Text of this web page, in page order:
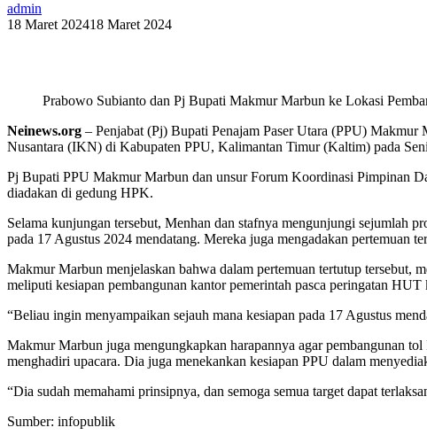
admin
18 Maret 202418 Maret 2024
Prabowo Subianto dan Pj Bupati Makmur Marbun ke Lokasi
Neinews.org – Penjabat (Pj) Bupati Penajam Paser Utara (PPU)
Nusantara (IKN) di Kabupaten PPU, Kalimantan Timur (Kaltim) pada
Pj Bupati PPU Makmur Marbun dan unsur Forum Koordinasi Pimpinan
diadakan di gedung HPK.
Selama kunjungan tersebut, Menhan dan stafnya mengunjungi sejumlah
pada 17 Agustus 2024 mendatang. Mereka juga mengadakan
Makmur Marbun menjelaskan bahwa dalam pertemuan tertutup tersebut,
meliputi kesiapan pembangunan kantor pemerintah pasca peringatan
“Beliau ingin menyampaikan sejauh mana kesiapan pada 17 Agustus
Makmur Marbun juga mengungkapkan harapannya agar pembangunan
menghadiri upacara. Dia juga menekankan kesiapan PPU dalam
“Dia sudah memahami prinsipnya, dan semoga semua target dapat
Sumber: infopublik